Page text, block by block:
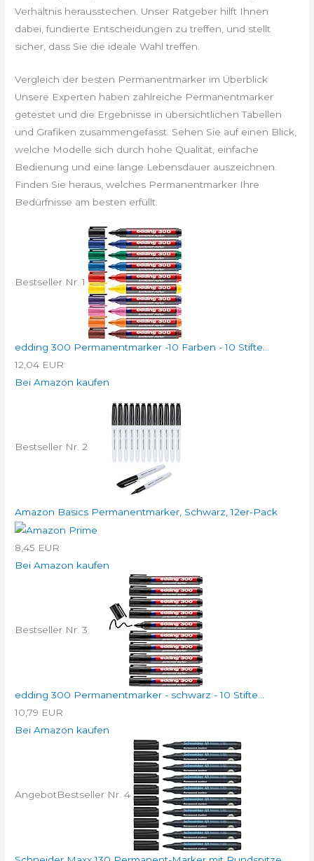
Verhältnis herausstechen. Unser Ratgeber hilft Ihnen
dabei, fundierte Entscheidungen zu treffen, und stellt
sicher, dass Sie die ideale Wahl treffen.
Vergleich der besten Permanentmarker im Überblick
Unsere Experten haben zahlreiche Permanentmarker
getestet und die Ergebnisse in übersichtlichen Tabellen
und Grafiken zusammengefasst. Sehen Sie auf einen Blick,
welche Modelle sich durch hohe Qualität, einfache
Bedienung und eine lange Lebensdauer auszeichnen.
Finden Sie heraus, welches Permanentmarker Ihre
Bedürfnisse am besten erfüllt.
Bestseller Nr. 1
edding 300 Permanentmarker -10 Farben - 10 Stifte...
12,04 EUR
Bei Amazon kaufen
Bestseller Nr. 2
Amazon Basics Permanentmarker, Schwarz, 12er-Pack
8,45 EUR
Bei Amazon kaufen
Bestseller Nr. 3
edding 300 Permanentmarker - schwarz - 10 Stifte...
10,79 EUR
Bei Amazon kaufen
AngebotBestseller Nr. 4